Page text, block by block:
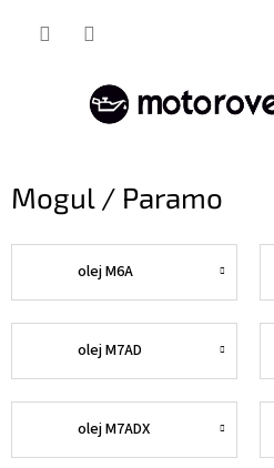
Mogul / Paramo
olej M6A
olej M7AD
olej M7ADX